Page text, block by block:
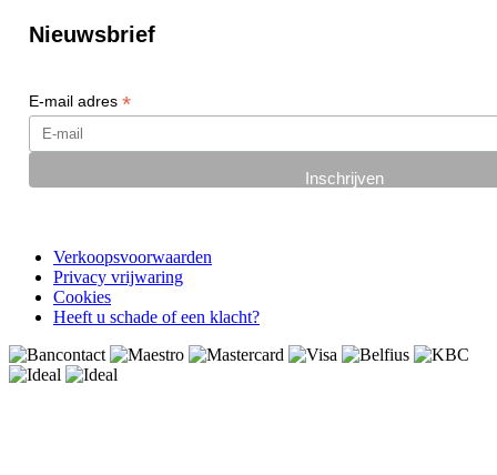
Nieuwsbrief
E-mail adres *
Verkoopsvoorwaarden
Privacy vrijwaring
Cookies
Heeft u schade of een klacht?